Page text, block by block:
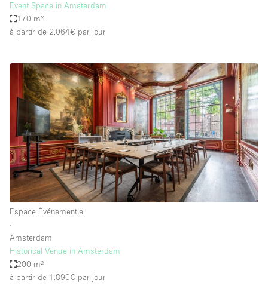
Event Space in Amsterdam
170 m²
à partir de 2.064€ par jour
Espace Événementiel
∙
Amsterdam
Historical Venue in Amsterdam
200 m²
à partir de 1.890€ par jour